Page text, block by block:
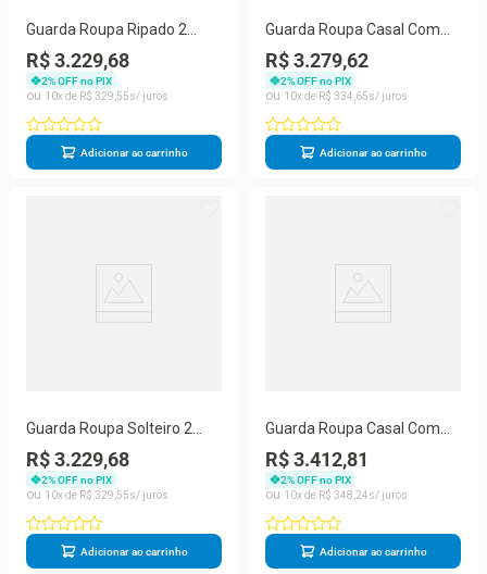
Guarda Roupa Ripado 2
Portas 4 Gavetas Barcelona-
made Marcs
R$ 3.229,68
2% OFF no PIX
10
R$ 329 55
Adicionar ao carrinho
Guarda Roupa Casal Com
Espelho 6 Portas 4 Gavetas -
Oslo-off White - Made
Marcs
R$ 3.279,62
2% OFF no PIX
10
R$ 334 65
Adicionar ao carrinho
Guarda Roupa Solteiro 2
Portas 4 Gavetas Viena
Made Marcs
R$ 3.229,68
2% OFF no PIX
10
R$ 329 55
Adicionar ao carrinho
Guarda Roupa Casal Com
Espelho 6 Gavetas - Oslo-off
White - Made Marcs
R$ 3.412,81
2% OFF no PIX
10
R$ 348 24
Adicionar ao carrinho